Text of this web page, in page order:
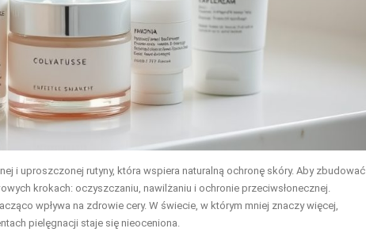
i uproszczonej rutyny, która wspiera naturalną ochronę skóry. Aby zbudować
krokach: oczyszczaniu, nawilżaniu i ochronie przeciwsłonecznej.
wpływa na zdrowie cery. W świecie, w którym mniej znaczy więcej,
pielęgnacji staje się nieoceniona.